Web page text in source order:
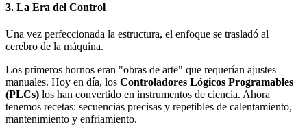
3. La Era del Control
Una vez perfeccionada la estructura, el enfoque se trasladó al
cerebro de la máquina.
Los primeros hornos eran "obras de arte" que requerían ajustes
manuales. Hoy en día, los Controladores Lógicos Programables
(PLCs) los han convertido en instrumentos de ciencia. Ahora
tenemos recetas: secuencias precisas y repetibles de calentamiento,
mantenimiento y enfriamiento.